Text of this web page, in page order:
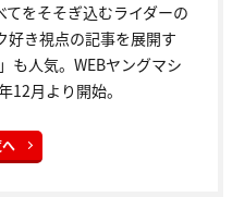
をそそぎ込むライダーの
好き視点の記事を展開す
も人気。WEBヤングマシ
12月より開始。